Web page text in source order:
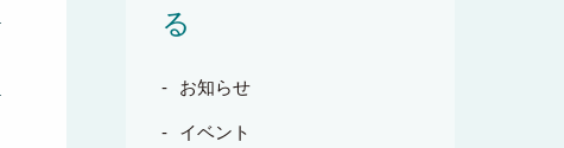
る
お知らせ
イベント